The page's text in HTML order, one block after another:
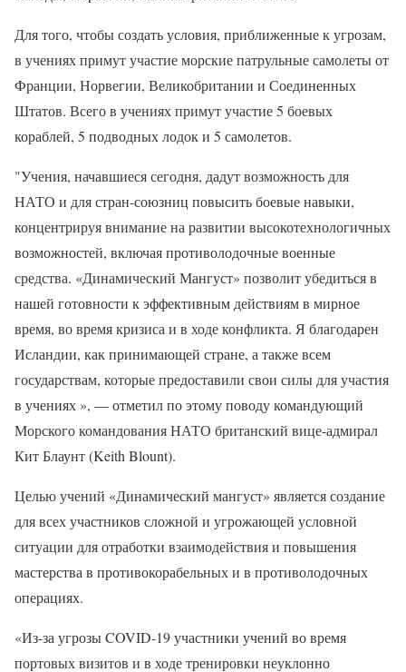
Для того, чтобы создать условия, приближенные к угрозам,
в учениях примут участие морские патрульные самолеты от
Франции, Норвегии, Великобритании и Соединенных
Штатов. Всего в учениях примут участие 5 боевых
кораблей, 5 подводных лодок и 5 самолетов.
"Учения, начавшиеся сегодня, дадут возможность для
НАТО и для стран-союзниц повысить боевые навыки,
концентрируя внимание на развитии высокотехнологичных
возможностей, включая противолодочные военные
средства. «Динамический Мангуст» позволит убедиться в
нашей готовности к эффективным действиям в мирное
время, во время кризиса и в ходе конфликта. Я благодарен
Исландии, как принимающей стране, а также всем
государствам, которые предоставили свои силы для участия
в учениях », — отметил по этому поводу командующий
Морского командования НАТО британский вице-адмирал
Кит Блаунт (Keith Blount).
Целью учений «Динамический мангуст» является создание
для всех участников сложной и угрожающей условной
ситуации для отработки взаимодействия и повышения
мастерства в противокорабельных и в противолодочных
операциях.
«Из-за угрозы COVID-19 участники учений во время
портовых визитов и в ходе тренировки неуклонно